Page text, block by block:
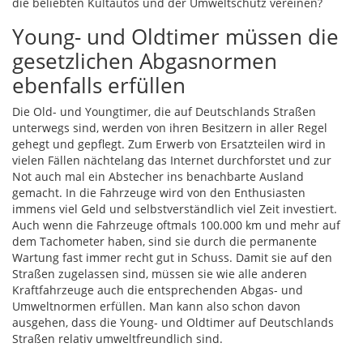
Young- und Oldtimer müssen die
gesetzlichen Abgasnormen
ebenfalls erfüllen
Die Old- und Youngtimer, die auf Deutschlands Straßen
unterwegs sind, werden von ihren Besitzern in aller Regel
gehegt und gepflegt. Zum Erwerb von Ersatzteilen wird in
vielen Fällen nächtelang das Internet durchforstet und zur
Not auch mal ein Abstecher ins benachbarte Ausland
gemacht. In die Fahrzeuge wird von den Enthusiasten
immens viel Geld und selbstverständlich viel Zeit investiert.
Auch wenn die Fahrzeuge oftmals 100.000 km und mehr auf
dem Tachometer haben, sind sie durch die permanente
Wartung fast immer recht gut in Schuss. Damit sie auf den
Straßen zugelassen sind, müssen sie wie alle anderen
Kraftfahrzeuge auch die entsprechenden Abgas- und
Umweltnormen erfüllen. Man kann also schon davon
ausgehen, dass die Young- und Oldtimer auf Deutschlands
Straßen relativ umweltfreundlich sind.